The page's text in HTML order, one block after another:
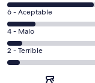
es
decir,
Excelente.
Basada
en
de
8,
es
decir,
Bueno.
Puntuación
de
6,
es
decir,
Aceptable.
6 - Aceptable
Puntuación
de
4,
4 - Malo
Puntuación
de
2 - Terrible